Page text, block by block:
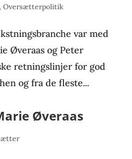
Oversætterpolitik
var med
Øveraas og Peter
retningslinjer for god
og fra de fleste...
Øveraas